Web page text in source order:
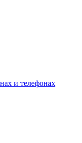
и телефонах